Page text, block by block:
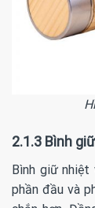
2.1.3 Bình
Bình giữ
phần đầu và